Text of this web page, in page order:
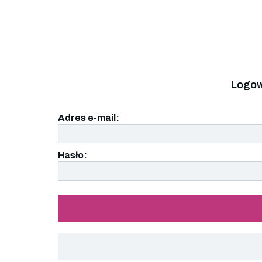
Adres e-mail:
Hasło: